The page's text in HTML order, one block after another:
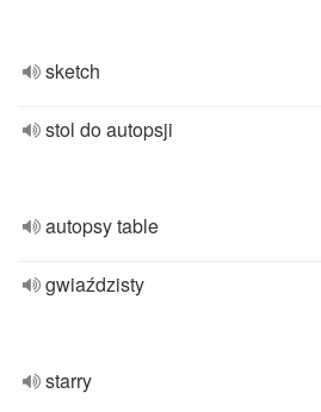
sketch
stol do autopsji
autopsy table
gwiaździsty
starry